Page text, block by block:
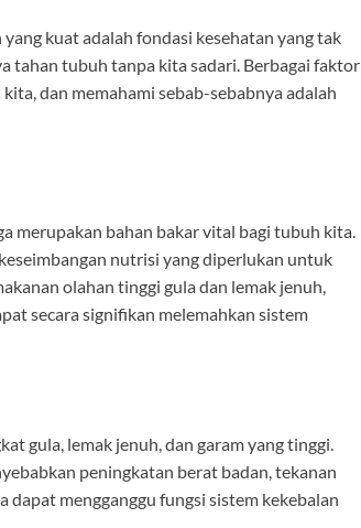
kuat adalah fondasi kesehatan yang tak
tahan tubuh tanpa kita sadari. Berbagai faktor
dan memahami sebab-sebabnya adalah
merupakan bahan bakar vital bagi tubuh kita.
nutrisi yang diperlukan untuk
olahan tinggi gula dan lemak jenuh,
secara signifikan melemahkan sistem
gula, lemak jenuh, dan garam yang tinggi.
peningkatan berat badan, tekanan
dapat mengganggu fungsi sistem kekebalan